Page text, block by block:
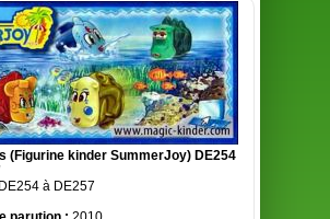
(Figurine kinder SummerJoy) DE254
à DE257